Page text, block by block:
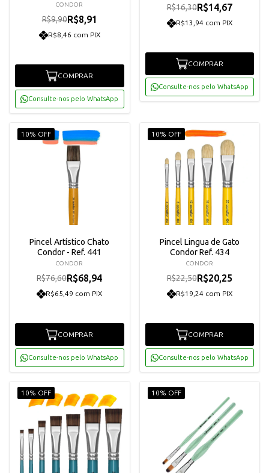
CONDOR
R$9,90R$8,91
R$8,46 com PIX
COMPRAR
Consulte-nos pelo WhatsApp
R$16,30R$14,67
R$13,94 com PIX
COMPRAR
Consulte-nos pelo WhatsApp
10% OFF
Pincel Artístico Chato
Condor - Ref. 441
CONDOR
R$76,60R$68,94
R$65,49 com PIX
COMPRAR
Consulte-nos pelo WhatsApp
10% OFF
Pincel Lingua de Gato
Condor Ref. 434
CONDOR
R$22,50R$20,25
R$19,24 com PIX
COMPRAR
Consulte-nos pelo WhatsApp
10% OFF 10% OFF